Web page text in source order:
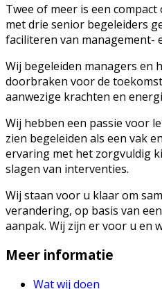
Twee of meer is een
met drie senior begeleiders
faciliteren van management-
Wij begeleiden managers en
doorbraken voor de
aanwezige krachten en
Wij hebben een passie voor
zien begeleiden als een vak
ervaring met het zorgvuldig
slagen van interventies.
Wij staan voor u klaar om
verandering, op basis van
aanpak. Wij zijn er voor u en
Meer informatie
Wat wij doen